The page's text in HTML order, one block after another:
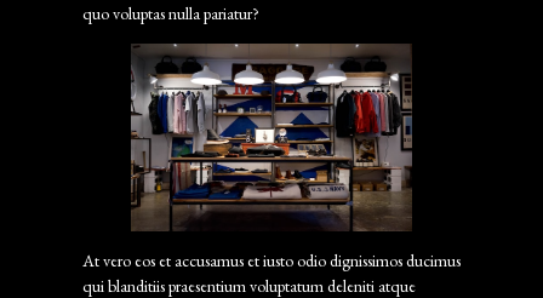
quo voluptas nulla pariatur?
At vero eos et accusamus et iusto odio dignissimos ducimus
qui blanditiis praesentium voluptatum deleniti atque